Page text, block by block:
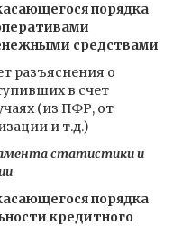
порядка
средствами
разъяснения о
в счет
(из ПФР, от
и т.д.)
статистики и
порядка
кредитного